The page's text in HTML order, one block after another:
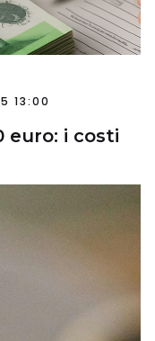
13:00
euro: i costi